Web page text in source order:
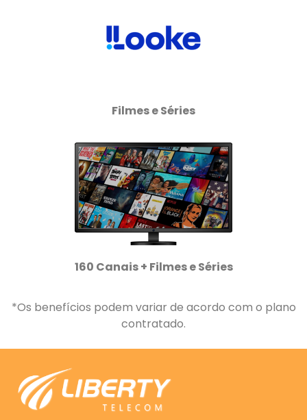
Filmes e Séries
160 Canais + Filmes e Séries
*Os benefícios podem variar de acordo com o plano
contratado.